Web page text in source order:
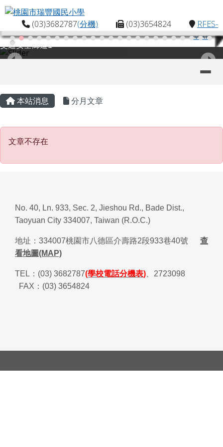
跳至主內容區
桃園市瑞豐國民小學
(03)3682787(分機) (03)3654824
RFES-
MAP
交通安全廊道1
主內容區域
本站消息 分月文章
文章不存在
文章不存在
頁尾區域
No. 40, Ln. 933, Sec. 2, Jieshou Rd., Bade Dist.,
Taoyuan City 334007, Taiwan (R.O.C.)
地址： 334007桃園市八德區介壽路2段933巷40號
查
看地圖(MAP)
TEL ： (03) 3682787(學校電話分機表)
2723098
FAX ： (03) 3654824